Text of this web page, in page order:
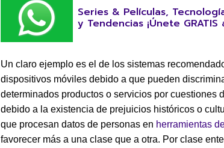
Series & Películas,
y Tendencias ¡Únete
Un claro ejemplo es el de los sistemas
dispositivos móviles debido a que pueden
determinados productos o servicios por cuestiones
debido a la existencia de prejuicios históricos o
que procesan datos de personas en herramientas
favorecer más a una clase que a otra. Por clase